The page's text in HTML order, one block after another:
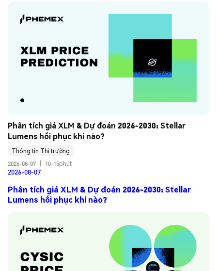
Phân tích giá XLM & Dự đoán 2026-2030: Stellar
Lumens hồi phục khi nào?
Thông tin Thị trường
2026-08-07
10-15phút
2026-08-07
Phân tích giá XLM & Dự đoán 2026-2030: Stellar
Lumens hồi phục khi nào?